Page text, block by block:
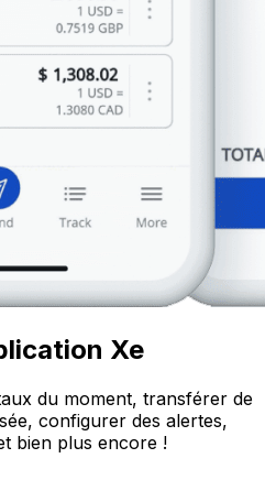
Xe
du moment, transférer de
configurer des alertes,
bien plus encore !